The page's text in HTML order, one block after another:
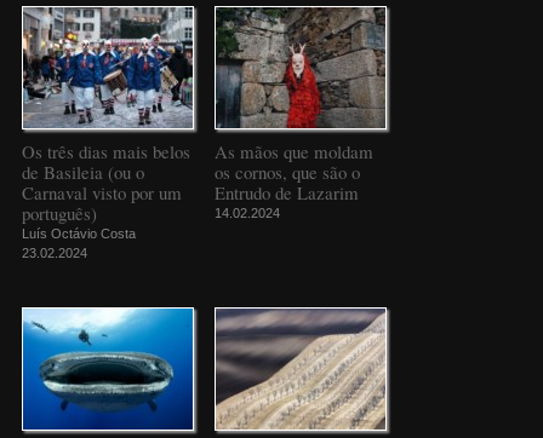
Os três dias mais belos
de Basileia (ou o
Carnaval visto por um
português)
Luís Octávio Costa
23.02.2024
As mãos que moldam
os cornos, que são o
Entrudo de Lazarim
14.02.2024